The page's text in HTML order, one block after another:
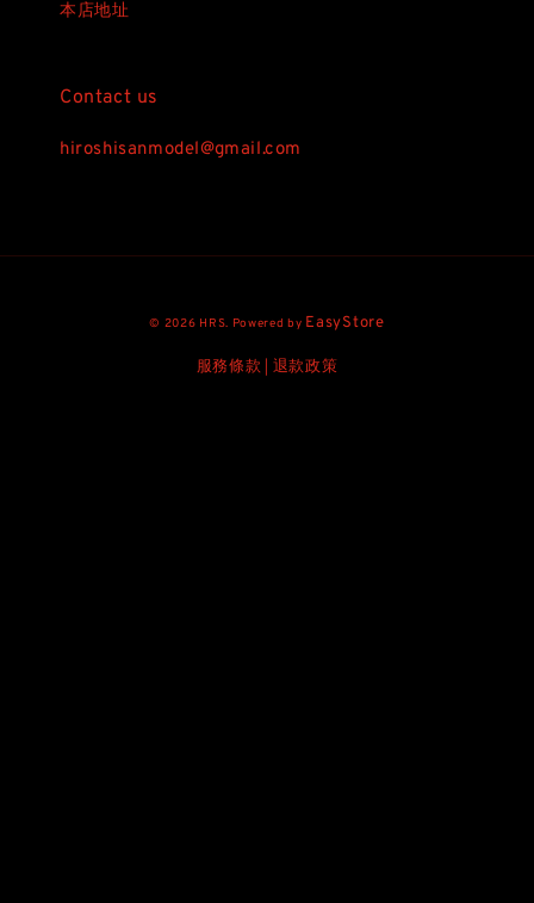
本店地址
Contact us
hiroshisanmodel@gmail.com
© 2026 HRS. Powered by EasyStore
服務條款 退款政策